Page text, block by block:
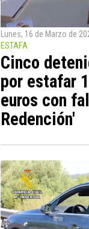
Lunes, 16 de Marzo de
ESTAFA
Cinco
por estafar
euros con
Redención'